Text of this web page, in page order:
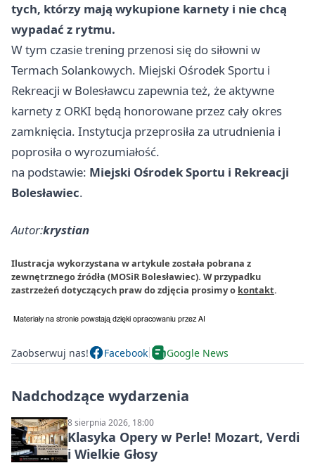
tych, którzy mają wykupione karnety i nie chcą
wypadać z rytmu.
W tym czasie trening przenosi się do siłowni w
Termach Solankowych. Miejski Ośrodek Sportu i
Rekreacji w Bolesławcu zapewnia też, że aktywne
karnety z ORKI będą honorowane przez cały okres
zamknięcia. Instytucja przeprosiła za utrudnienia i
poprosiła o wyrozumiałość.
na podstawie: Miejski Ośrodek Sportu i Rekreacji
Bolesławiec.
Autor:krystian
Ilustracja wykorzystana w artykule została pobrana z
zewnętrznego źródła (MOSiR Bolesławiec). W przypadku
zastrzeżeń dotyczących praw do zdjęcia prosimy o kontakt.
Zaobserwuj nas! Facebook Google News
Nadchodzące wydarzenia
8 sierpnia 2026, 18:00
Klasyka Opery w Perle! Mozart, Verdi
i Wielkie Głosy